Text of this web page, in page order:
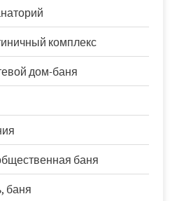
комплекс
дом-баня
баня
баня